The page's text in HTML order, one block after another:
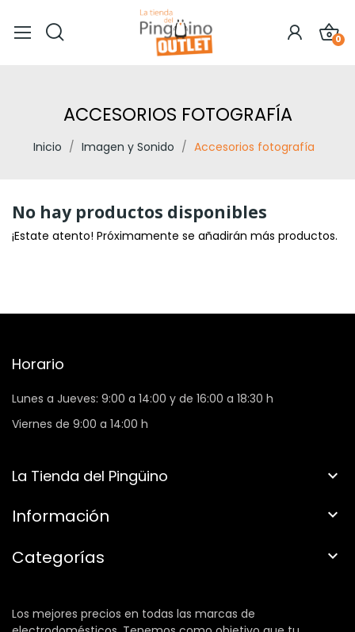
0
ACCESORIOS FOTOGRAFÍA
Inicio Imagen y Sonido Accesorios fotografía
No hay productos disponibles
¡Estate atento! Próximamente se añadirán más productos.
Horario
Lunes a Jueves: 9:00 a 14:00 y de 16:00 a 18:30 h
Viernes de 9:00 a 14:00 h
La Tienda del Pingüino 
Información 
Categorías 
Los mejores precios en todas las marcas de